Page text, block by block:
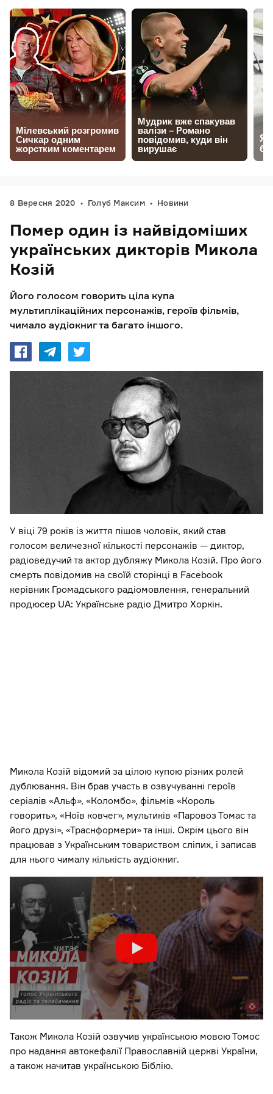
8 Вересня 2020 Голуб Максим Новини
Помер один із найвідоміших
українських дикторів Микола
Козій
Його голосом говорить ціла купа
мультиплікаційних персонажів, героїв фільмів,
чимало аудіокниг та багато іншого.
У віці 79 років із життя пішов чоловік, який став
голосом величезної кількості персонажів — диктор,
радіоведучий та актор дубляжу Микола Козій. Про його
смерть повідомив на своїй сторінці в Facebook
керівник Громадського радіомовлення, генеральний
продюсер UA: Українське радіо Дмитро Хоркін.
Микола Козій відомий за цілою купою різних ролей
дублювання. Він брав участь в озвучуванні героїв
серіалів «Альф», «Коломбо», фільмів «Король
говорить», «Ноїв ковчег», мультиків «Паровоз Томас та
його друзі», «Траснформери» та інші. Окрім цього він
працював з Українським товариством сліпих, і записав
для нього чималу кількість аудіокниг.
Також Микола Козій озвучив українською мовою Томос
про надання автокефалії Православній церкві України,
а також начитав українською Біблію.